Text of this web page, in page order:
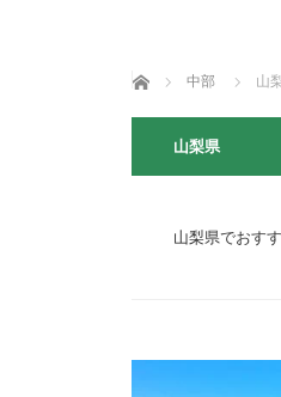
ホーム 中部 山
山梨県
山梨県でおす